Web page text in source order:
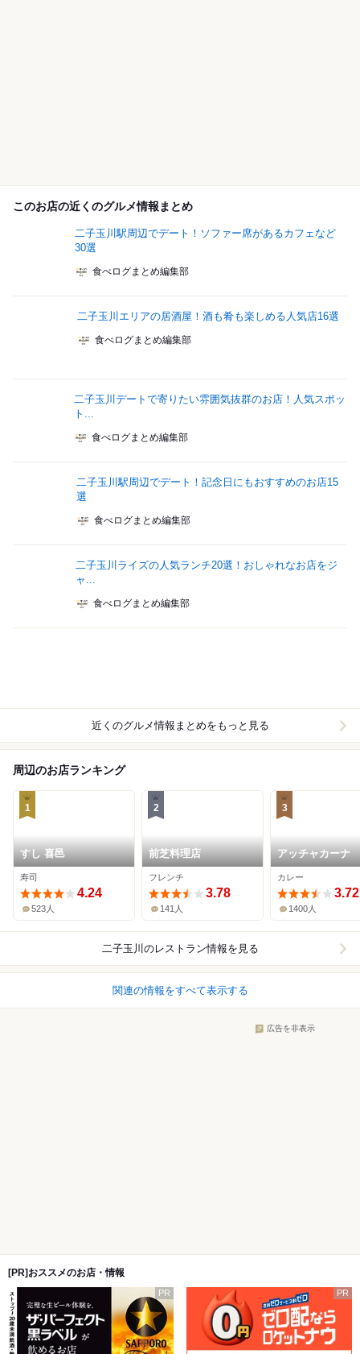
このお店の近くのグルメ情報まとめ
二子玉川駅周辺でデート！ソファー席があるカフェなど
30選
食べログまとめ編集部
二子玉川エリアの居酒屋！酒も肴も楽しめる人気店16選
食べログまとめ編集部
二子玉川デートで寄りたい雰囲気抜群のお店！人気スポッ
ト...
食べログまとめ編集部
二子玉川駅周辺でデート！記念日にもおすすめのお店15
選
食べログまとめ編集部
二子玉川ライズの人気ランチ20選！おしゃれなお店をジ
ャ...
食べログまとめ編集部
近くのグルメ情報まとめをもっと見る
周辺のお店ランキング
1
すし 喜邑
寿司
4.24
523人
2
前芝料理店
フレンチ
3.78
141人
3
アッチャカーナ
カレー
3.72
1400人
二子玉川 のレストラン情報を見る
関連の情報をすべて表示する
広告を非表示
[PR]おススメのお店・情報
PR PR